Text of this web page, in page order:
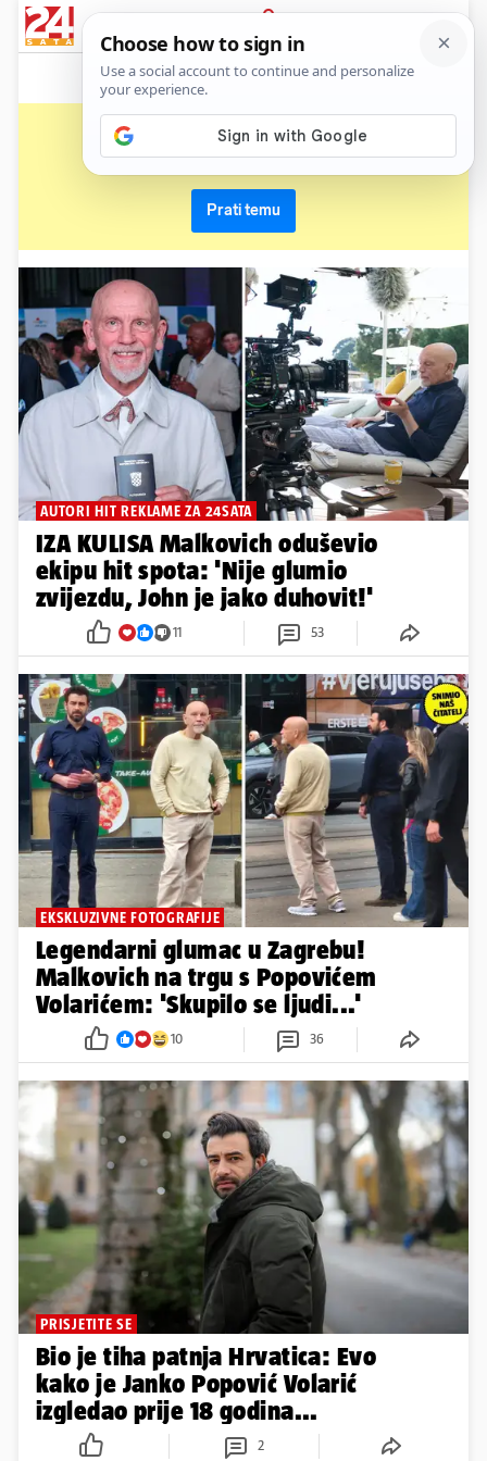
PRIJAVA
News
janko popović volarić
Prati temu
AUTORI HIT REKLAME ZA 24SATA
IZA KULISA Malkovich oduševio
ekipu hit spota: 'Nije glumio
zvijezdu, John je jako duhovit!'
11 53
EKSKLUZIVNE FOTOGRAFIJE
Legendarni glumac u Zagrebu!
Malkovich na trgu s Popovićem
Volarićem: 'Skupilo se ljudi...'
10 36
PRISJETITE SE
Bio je tiha patnja Hrvatica: Evo
kako je Janko Popović Volarić
izgledao prije 18 godina...
2